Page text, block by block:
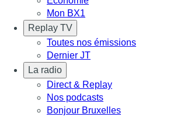
Mon BX1
Replay TV
Toutes nos émissions
Dernier JT
La radio
Direct & Replay
Nos podcasts
Bonjour Bruxelles